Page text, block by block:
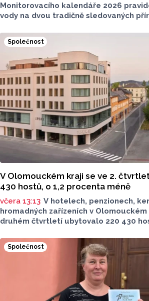
Monitorovacího kalendáře 2026
vody na dvou tradičně sledovaných
(VN Plumlov) a v Koupací oblasti
Poděbrady). Monitoring byl proveden
hygienickou stanicí Olomouckého
ve spolupráci se Zdravotním ústavem
Centrem hygienických laboratoří v
Společnost
V Olomouckém kraji se ve 2.
430 hostů, o 1,2 procenta méně
včera 13:13 V hotelech, penzionech,
hromadných zařízeních v
druhém čtvrtletí ubytovalo 220 430
přibylo ubytovaných cizinců, kterých
meziročně o 9,1 procenta více.
v regionu ubylo, kraj v tomto období
turistů, což bylo meziročně o 3,6
počet přenocování v kraji klesl o 4,7
dnes zveřejnil Český statistický úřad
Společnost